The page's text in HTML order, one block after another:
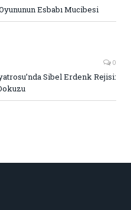
Esbabı Mucibesi
0
Sibel Erdenk Rejisi: